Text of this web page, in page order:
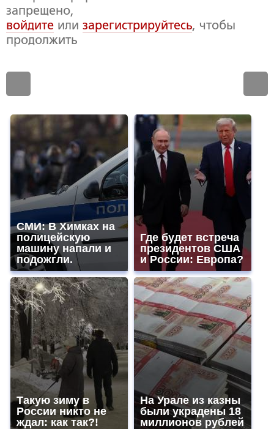
запрещено,
войдите или зарегистрируйтесь, чтобы
продолжить
СМИ: В Химках на
полицейскую
машину напали и
подожгли.
Где будет встреча
президентов США
и России: Европа?
Такую зиму в
России никто не
ждал: как так?!
На Урале из казны
были украдены 18
миллионов рублей